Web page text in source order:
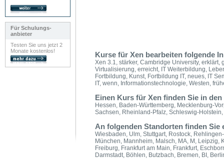
Für Schulungs-
anbieter
Testen Sie uns jetzt 2
Monate kostenlos!
Kurse für Xen bearbeiten folgende
Xen 3.1, stärker, Cambridge University,
Virtualisierung, erreicht, IT Weiterbildung,
Fortbildung, Kunst, Fortbildung IT, neues, IT
IT, wenn, Informationstechnologie, Westen,
Einen Kurs für Xen finden Sie in
Hessen, Baden-Württemberg, Mecklenburg-
Sachsen, Rheinland-Pfalz, Schleswig-
An folgenden Standorten finden Sie
Wiesbaden, Ulm, Stuttgart, Rostock,
München, Mannheim, Malsch, MA, M, Leipzig,
Freiburg, Frankfurt am Main, Frankfurt,
Darmstadt, Böhlen, Butzbach, Bremen, BI,